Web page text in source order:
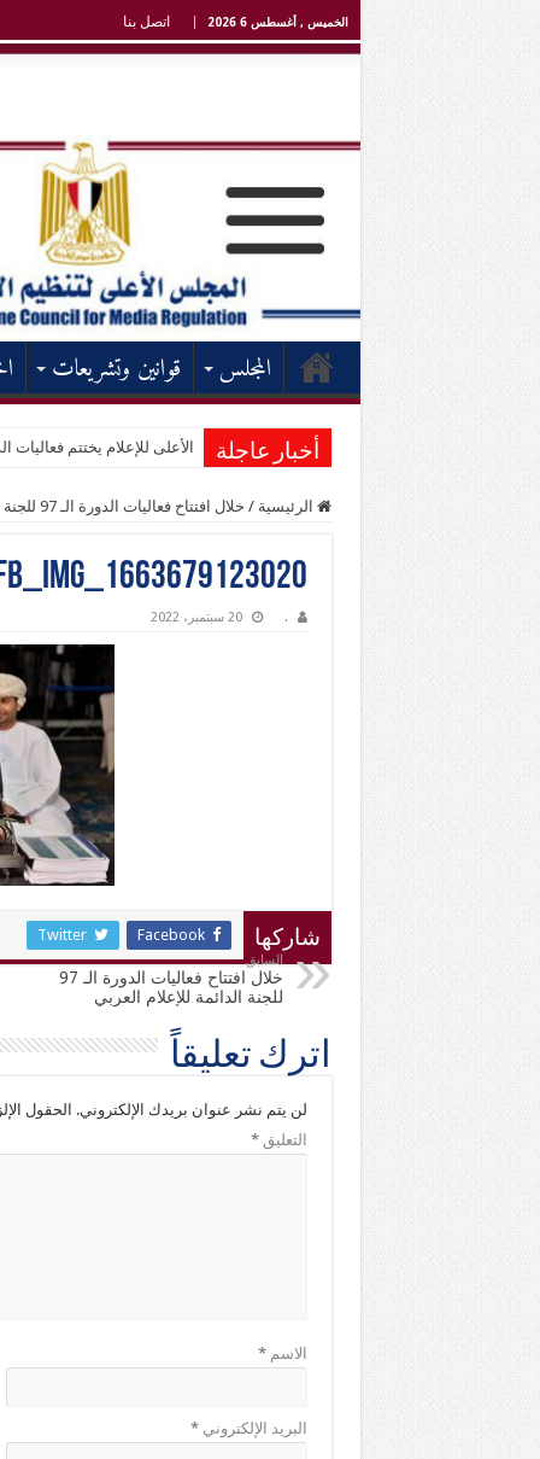
الخميس , أغسطس 6 2026 اتصل بنا
المجلس قوانين وتشريعات
أخبار عاجلة الأعلى للإعلام يختتم فعاليات
الرئيسية / خلال افتتاح فعاليات الدورة الـ 97 للجنة الدائمة للإعلام العربي
. 20 سبتمبر، 2022
شاركها Facebook
Twitter
السابق
خلال افتتاح فعاليات الدورة الـ 97
للجنة الدائمة للإعلام العربي
اترك تعليقاً
لن يتم نشر عنوان بريدك الإلكتروني. الحقول
التعليق*
الاسم*
البريد الإلكتروني*